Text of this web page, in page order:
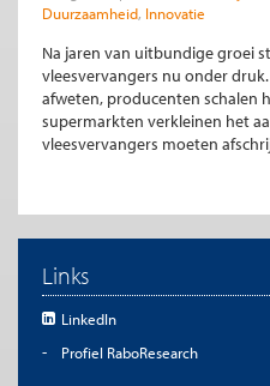
Duurzaamheid Innovatie
Na jaren van uitbundige groei
vleesvervangers nu onder
afweten, producenten schalen
supermarkten verkleinen het
vleesvervangers moeten
Links
LinkedIn
Profiel RaboResearch